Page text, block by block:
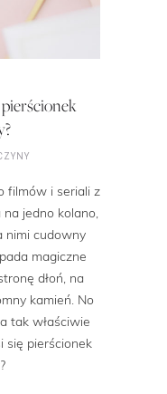
filmów i seriali z
jedno kolano,
nimi cudowny
magiczne
dłoń, na
kamień. No
tak właściwie
się pierścionek